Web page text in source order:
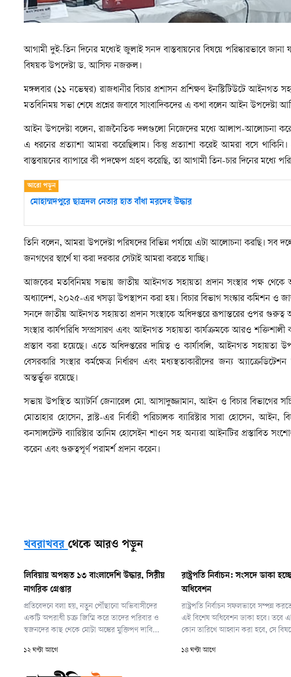
আগামী দুই-তিন দিনের মধ্যেই জুলাই সনদ বাস্তবায়নের বিষয়ে পরিষ্কারভাবে
বিষয়ক উপদেষ্টা ড. আসিফ নজরুল।
মঙ্গলবার (১১ নভেম্বর) রাজধানীর বিচার প্রশাসন প্রশিক্ষণ ইনস্টিটিউটে আইনগত
মতবিনিময় সভা শেষে প্রশ্নের জবাবে সাংবাদিকদের এ কথা বলেন আইন উপদেষ্টা
আইন উপদেষ্টা বলেন, রাজনৈতিক দলগুলো নিজেদের মধ্যে আলাপ-আলোচনা করে
এ ধরনের প্রত্যাশা আমরা করেছিলাম। কিন্তু প্রত্যাশা করেই আমরা বসে
বাস্তবায়নের ব্যাপারে কী পদক্ষেপ গ্রহণ করেছি, তা আগামী তিন-চার দিনের মধ্যে
মোহাম্মদপুরে ছাত্রদল নেতার হাত বাঁধা মরদেহ উদ্ধার
তিনি বলেন, আমরা উপদেষ্টা পরিষদের বিভিন্ন পর্যায়ে এটা আলোচনা করছি। সব
জনগণের স্বার্থে যা করা দরকার সেটাই আমরা করতে যাচ্ছি।
আজকের মতবিনিময় সভায় জাতীয় আইনগত সহায়তা প্রদান সংস্থার পক্ষ থেকে
অধ্যাদেশ, ২০২৫-এর খসড়া উপস্থাপন করা হয়। বিচার বিভাগ সংস্কার কমিশন ও
সনদে জাতীয় আইনগত সহায়তা প্রদান সংস্থাকে অধিদপ্তরে রূপান্তরের ওপর গুরুত্ব
সংস্থার কার্যপরিধি সম্প্রসারণ এবং আইনগত সহায়তা কার্যক্রমকে আরও শক্তিশালী
প্রস্তাব করা হয়েছে। এতে অধিদপ্তরের দায়িত্ব ও কার্যাবলি, আইনগত সহায়তা
বেসরকারি সংস্থার কর্মক্ষেত্র নির্ধারণ এবং মধ্যস্থতাকারীদের জন্য অ্যাক্রেডিটেশন
অন্তর্ভুক্ত রয়েছে।
সভায় উপস্থিত অ্যাটর্নি জেনারেল মো. আসাদুজ্জামান, আইন ও বিচার বিভাগের
মোতাহার হোসেন, ব্লাস্ট-এর নির্বাহী পরিচালক ব্যারিস্টার সারা হোসেন, আইন,
কনসালটেন্ট ব্যারিস্টার তানিম হোসেইন শাওন সহ অন্যরা আইনটির প্রস্তাবিত
করেন এবং গুরুত্বপূর্ণ পরামর্শ প্রদান করেন।
খবরাখবর থেকে আরও পড়ুন
লিবিয়ায় অপহৃত ১৩ বাংলাদেশি উদ্ধার, সিরীয়
নাগরিক গ্রেপ্তার
প্রতিবেদনে বলা হয়, নতুন পৌঁছানো অভিবাসীদের
একটি অপরাধী চক্র জিম্মি করে তাদের পরিবার ও
স্বজনদের কাছ থেকে মোটা অঙ্কের মুক্তিপণ দাবি
ডিটেনশন সেন্টারের তদন্ত ও গ্রেপ্তার ইউনিট।
১২ ঘণ্টা আগে
রাষ্ট্রপতি নির্বাচন: সংসদে ডাকা
অধিবেশন
রাষ্ট্রপতি নির্বাচন সফলভাবে সম্পন্ন
এই বিশেষ অধিবেশন ডাকা হবে। তবে এটি
কোন তারিখে আহ্বান করা হবে, সে
১৪ ঘণ্টা আগে